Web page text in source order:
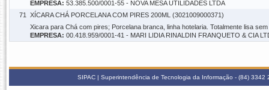
EMPRESA: 53.385.500/0001-55 - NOVA MESA UTILIDADES LTDA
71
XÍCARA CHÁ PORCELANA COM PIRES 200ML (3021009000371)
Xicara para Chá com pires; Porcelana branca, linha hotelaria. Totalmente lisa
EMPRESA: 00.418.959/0001-41 - MARI LIDIA RINALDIN FRANQUETO & CIA
SIPAC | Superintendência de Tecnologia da Informação - (84)